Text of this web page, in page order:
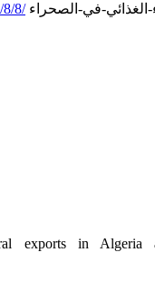
8/8/ الغذائي-في-الصحراء
exports in Algeria